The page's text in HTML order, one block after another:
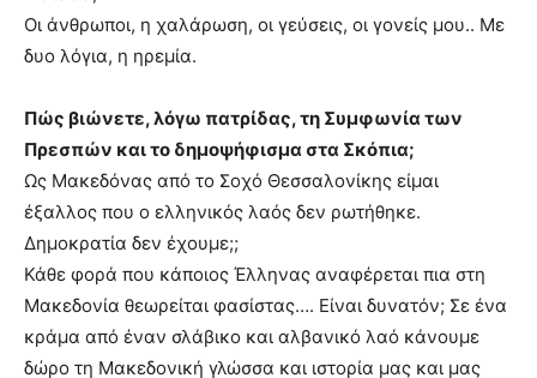
Οι άνθρωποι, η χαλάρωση, οι γεύσεις, οι γονείς μου.. Με
δυο λόγια, η ηρεμία.
Πώς βιώνετε, λόγω πατρίδας, τη Συμφωνία των
Πρεσπών και το δημοψήφισμα στα Σκόπια;
Ως Μακεδόνας από το Σοχό Θεσσαλονίκης είμαι
έξαλλος που ο ελληνικός λαός δεν ρωτήθηκε.
Δημοκρατία δεν έχουμε;;
Κάθε φορά που κάποιος Έλληνας αναφέρεται πια στη
Μακεδονία θεωρείται φασίστας…. Είναι δυνατόν; Σε ένα
κράμα από έναν σλάβικο και αλβανικό λαό κάνουμε
δώρο τη Μακεδονική γλώσσα και ιστορία μας και μας